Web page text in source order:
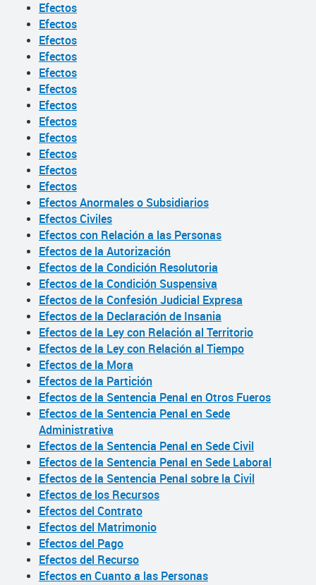
Efectos
Efectos
Efectos
Efectos
Efectos
Efectos
Efectos
Efectos
Efectos
Efectos
Efectos
Efectos
Efectos Anormales o Subsidiarios
Efectos Civiles
Efectos con Relación a las Personas
Efectos de la Autorización
Efectos de la Condición Resolutoria
Efectos de la Condición Suspensiva
Efectos de la Confesión Judicial Expresa
Efectos de la Declaración de Insania
Efectos de la Ley con Relación al Territorio
Efectos de la Ley con Relación al Tiempo
Efectos de la Mora
Efectos de la Partición
Efectos de la Sentencia Penal en Otros Fueros
Efectos de la Sentencia Penal en Sede
Administrativa
Efectos de la Sentencia Penal en Sede Civil
Efectos de la Sentencia Penal en Sede Laboral
Efectos de la Sentencia Penal sobre la Civil
Efectos de los Recursos
Efectos del Contrato
Efectos del Matrimonio
Efectos del Pago
Efectos del Recurso
Efectos en Cuanto a las Personas